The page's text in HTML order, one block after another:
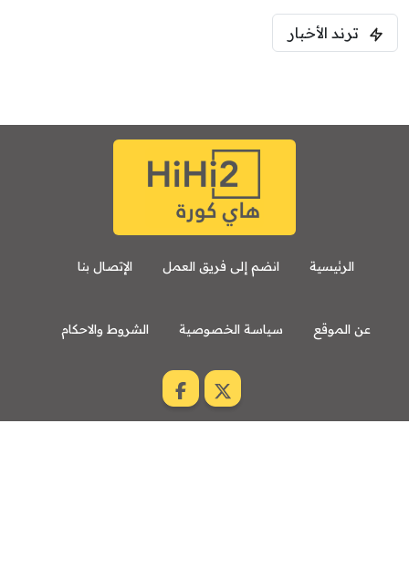
ترند الأخبار
الرئيسية انضم إلى فريق العمل الإتصال بنا
عن الموقع سياسة الخصوصية الشروط والاحكام